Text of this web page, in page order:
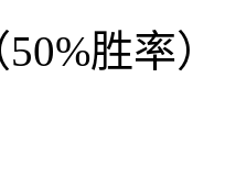
胜率）